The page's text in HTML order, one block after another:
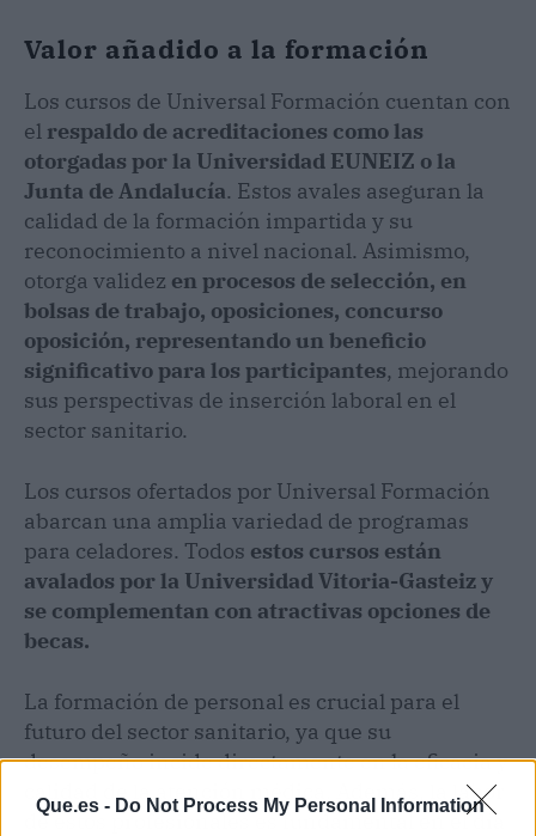
Que.es - Do Not Process My Personal Information
Valor añadido a la formación
Los cursos de Universal Formación cuentan con
el respaldo de acreditaciones como las
otorgadas por la Universidad EUNEIZ o la
Junta de Andalucía. Estos avales aseguran la
calidad de la formación impartida y su
reconocimiento a nivel nacional. Asimismo,
otorga validez en procesos de selección, en
bolsas de trabajo, oposiciones, concurso
oposición, representando un beneficio
significativo para los participantes, mejorando
sus perspectivas de inserción laboral en el
sector sanitario.
Los cursos ofertados por Universal Formación
abarcan una amplia variedad de programas
para celadores. Todos estos cursos están
avalados por la Universidad Vitoria-Gasteiz y
se complementan con atractivas opciones de
becas.
La formación de personal es crucial para el
futuro del sector sanitario, ya que su
desempeño incide directamente en la eficacia y
calidad de la atención médica. Además, la labor
de estos profesionales es fundamental en el día